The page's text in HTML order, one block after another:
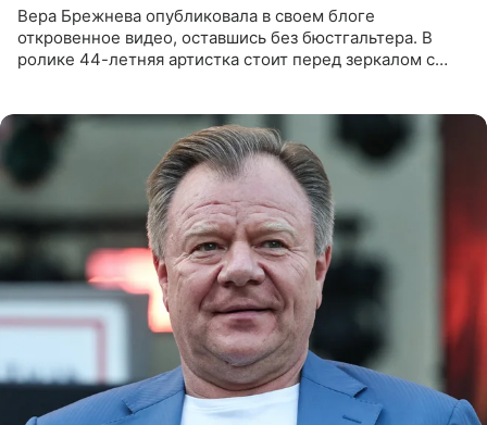
Вера Брежнева опубликовала в своем блоге
откровенное видео, оставшись без бюстгальтера. В
ролике 44-летняя артистка стоит перед зеркалом с